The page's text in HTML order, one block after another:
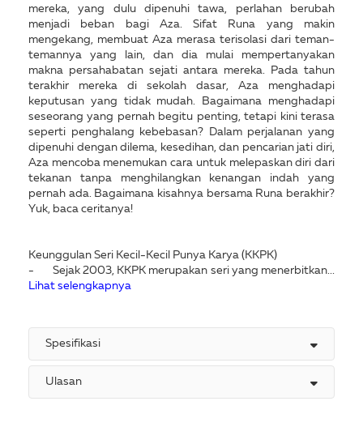
mereka, yang dulu dipenuhi tawa, perlahan berubah
menjadi beban bagi Aza. Sifat Runa yang makin
mengekang, membuat Aza merasa terisolasi dari teman-
temannya yang lain, dan dia mulai mempertanyakan
makna persahabatan sejati antara mereka. Pada tahun
terakhir mereka di sekolah dasar, Aza menghadapi
keputusan yang tidak mudah. Bagaimana menghadapi
seseorang yang pernah begitu penting, tetapi kini terasa
seperti penghalang kebebasan? Dalam perjalanan yang
dipenuhi dengan dilema, kesedihan, dan pencarian jati diri,
Aza mencoba menemukan cara untuk melepaskan diri dari
tekanan tanpa menghilangkan kenangan indah yang
pernah ada. Bagaimana kisahnya bersama Runa berakhir?
Yuk, baca ceritanya!
Keunggulan Seri Kecil-Kecil Punya Karya (KKPK)
- Sejak 2003, KKPK merupakan seri yang menerbitkan...
Lihat selengkapnya
Spesifikasi
Ulasan